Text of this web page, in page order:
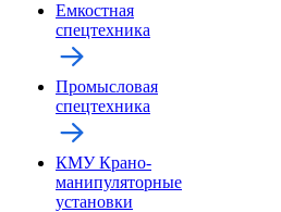
Емкостная
спецтехника
Промысловая
спецтехника
КМУ Крано-
манипуляторные
установки